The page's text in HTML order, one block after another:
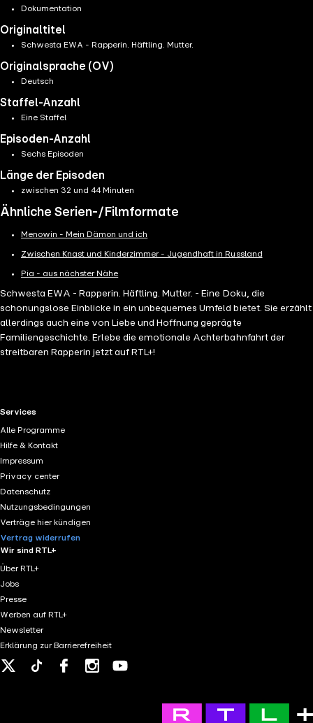
Dokumentation
Originaltitel
Schwesta EWA - Rapperin. Häftling. Mutter.
Originalsprache (OV)
Deutsch
Staffel-Anzahl
Eine Staffel
Episoden-Anzahl
Sechs Episoden
Länge der Episoden
zwischen 32 und 44 Minuten
Ähnliche Serien-/Filmformate
Menowin - Mein Dämon und ich
Zwischen Knast und Kinderzimmer - Jugendhaft in Russland
Pia - aus nächster Nähe
Schwesta EWA - Rapperin. Häftling. Mutter. - Eine Doku, die
schonungslose Einblicke in ein unbequemes Umfeld bietet. Sie erzählt
allerdings auch eine von Liebe und Hoffnung geprägte
Familiengeschichte. Erlebe die emotionale Achterbahnfahrt der
streitbaren Rapperin jetzt auf RTL+!
RTL+ useful links.
Services
Alle Programme
Hilfe & Kontakt
Impressum
Privacy center
Datenschutz
Nutzungsbedingungen
Verträge hier kündigen
Vertrag widerrufen
Wir sind RTL+
Über RTL+
Jobs
Presse
Werben auf RTL+
Newsletter
Erklärung zur Barrierefreiheit
Tiktok FacebookInstagram